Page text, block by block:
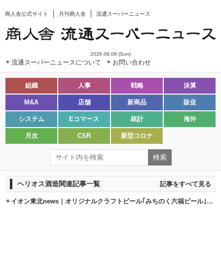
商人舎公式サイト 月刊商人舎 流通スーパーニュース
2026.08.09 (Sun)
流通スーパーニュースについて お問い合わせ
組織 人事 戦略 決算
M&A 店舗 新商品 販促
システム Eコマース 統計 海外
月次 CSR 新型コロナ
ヘリオス酒造関連記事一覧 記事をすべて見る
イオン東北news｜オリジナルクラフトビール｢みちのく六福ビール｣12/25発売